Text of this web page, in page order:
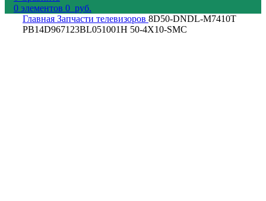
0 элементов 0 руб.
Главная Запчасти телевизоров 8D50-DNDL-M7410T
PB14D967123BL051001H 50-4X10-SMC